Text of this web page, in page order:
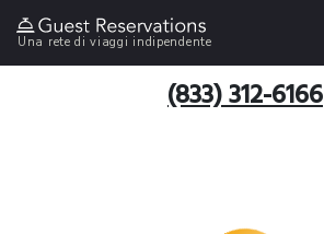
Una rete di viaggi indipendente
(833) 312-6166